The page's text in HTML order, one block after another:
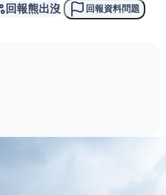
回報熊出沒 回報資料問題